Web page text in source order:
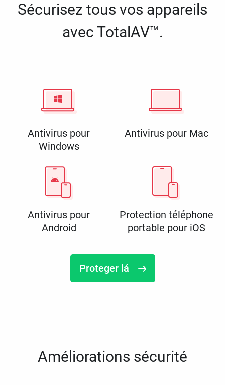
Sécurisez tous vos appareils
avec TotalAV™.
Antivirus pour
Windows
Antivirus pour Mac
Antivirus pour
Android
Protection téléphone
portable pour iOS
Proteger lá
Améliorations sécurité